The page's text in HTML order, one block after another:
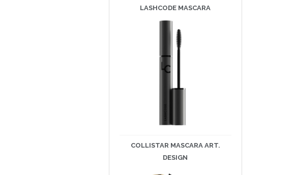
LASHCODE MASCARA
COLLISTAR MASCARA ART.
DESIGN